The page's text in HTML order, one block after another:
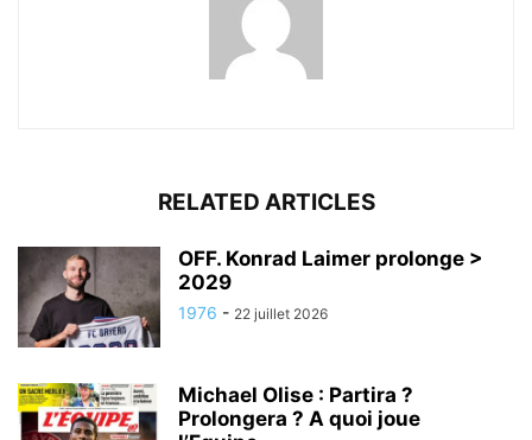
RELATED ARTICLES
OFF. Konrad Laimer prolonge >
2029
1976 - 22 juillet 2026
Michael Olise : Partira ?
Prolongera ? A quoi joue